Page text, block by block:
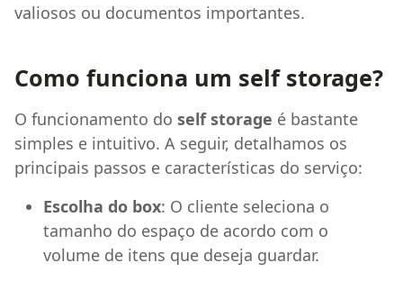
valiosos ou documentos importantes.
Como funciona um self storage?
O funcionamento do self storage é bastante
simples e intuitivo. A seguir, detalhamos os
principais passos e características do serviço:
Escolha do box: O cliente seleciona o
tamanho do espaço de acordo com o
volume de itens que deseja guardar.